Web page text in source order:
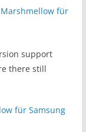
für
support
there still
für Samsung